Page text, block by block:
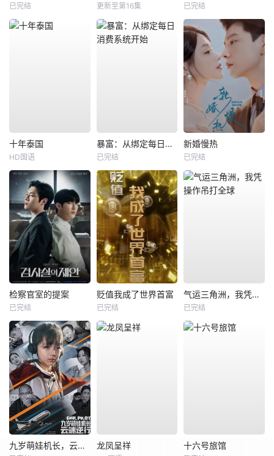
已完结 更新至第16集 已完结
十年泰国
HD国语
暴富：从绑定每日消费系统开始
已完结
新婚慢热
已完结
检察官室的提案
已完结
贬值我成了世界首富
已完结
气运三角洲，我凭操作吊打全球
已完结
九岁萌娃机长，云端逆行 龙凤呈祥 十六号旅馆